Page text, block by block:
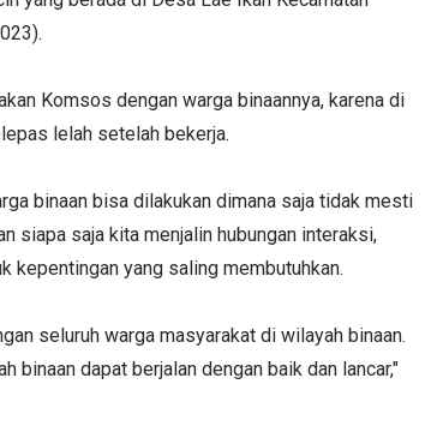
Komsos dengan warga binaannya, karena di
lelah setelah bekerja.
binaan bisa dilakukan dimana saja tidak mesti
siapa saja kita menjalin hubungan interaksi,
kepentingan yang saling membutuhkan.
seluruh warga masyarakat di wilayah binaan.
binaan dapat berjalan dengan baik dan lancar,"